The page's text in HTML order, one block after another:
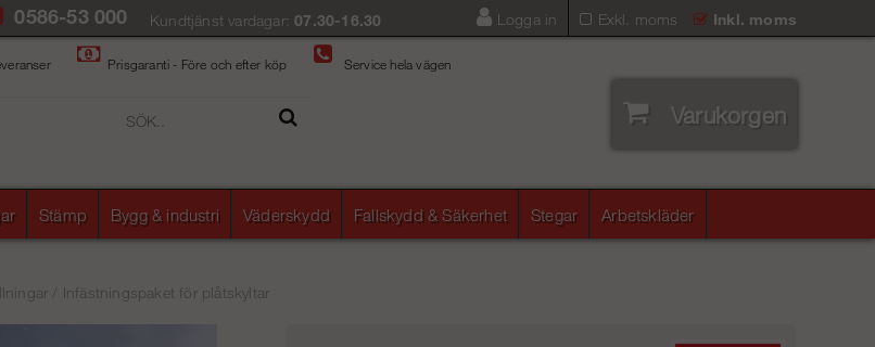
Exkl. moms Inkl. moms
0586-53 000 Kundtjänst vardagar:07.30-16.30 Logga in
Prisgaranti - Före och efter köp Service hela vägen
Varukorgen
Stämp Bygg & industri Väderskydd Fallskydd & Säkerhet Stegar Arbetskläder
Infästningspaket för plåtskyltar